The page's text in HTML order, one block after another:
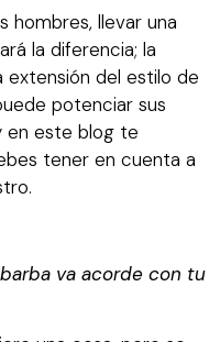
hombres, llevar una
la diferencia; la
del estilo de
potenciar sus
en este blog te
tener en cuenta a
va acorde con tu